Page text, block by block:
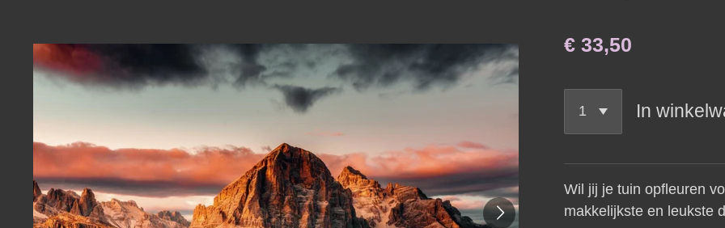
€ 33,50
In
Wil jij je tuin opfleuren
makkelijkste en leukste